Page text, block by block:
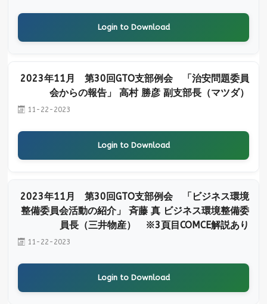
Login to Download
2023年11月 第30回GTO支部例会 「治安問題委員
会からの報告」 高村 勝彦 副支部長（マツダ）
11-22-2023
Login to Download
2023年11月 第30回GTO支部例会 「ビジネス環境
整備委員会活動の紹介」 斉藤 真 ビジネス環境整備委
員長（三井物産） ※3頁目COMCE解説あり
11-22-2023
Login to Download